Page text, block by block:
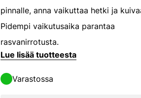
pinnalle, anna vaikuttaa hetki ja
Pidempi vaikutusaika parantaa
rasvanirrotusta.
Lue lisää tuotteesta
Varastossa